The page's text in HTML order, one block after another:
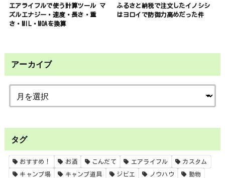
エアライフルで使う計算ツール マ
ズルエナジー・速度・長さ・重
さ・MIL・MOAを換算
ふるさと納税で注文したイノシシ
はヨロイで防御力高めだった件
アーカイブ
タグ
おすすめ！ お酒 こんだて エアライフル カスタム
キャンプ場 キャンプ道具 ジビエ ノウハウ 動物